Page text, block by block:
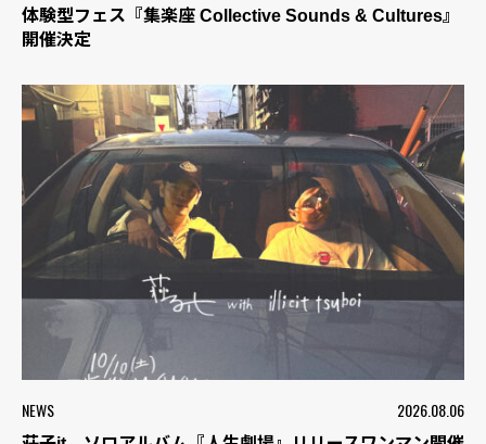
体験型フェス『集楽座 Collective Sounds & Cultures』
開催決定
NEWS 2026.08.06